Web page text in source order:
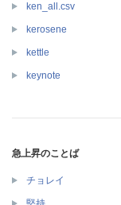
ken_all.csv
kerosene
kettle
keynote
急上昇のことば
チョレイ